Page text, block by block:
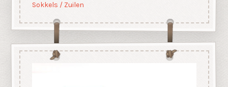
Sokkels / Zuilen